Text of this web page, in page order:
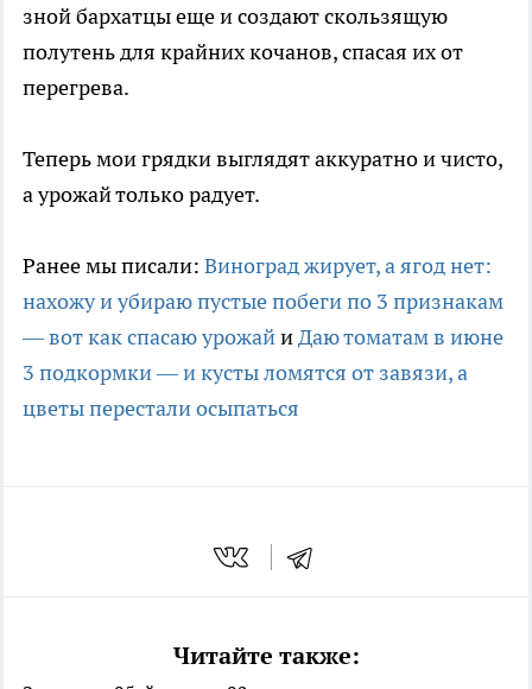
зной бархатцы еще и создают скользящую
полутень для крайних кочанов, спасая их от
перегрева.
Теперь мои грядки выглядят аккуратно и чисто,
а урожай только радует.
Ранее мы писали: Виноград жирует, а ягод нет:
нахожу и убираю пустые побеги по 3 признакам
— вот как спасаю урожайиДаю томатам в июне
3 подкормки — и кусты ломятся от завязи, а
цветы перестали осыпаться
Читайте также: